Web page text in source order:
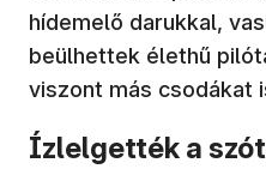
hídemelő darukkal,
beülhettek élethű
viszont más csodákat
Ízlelgették a